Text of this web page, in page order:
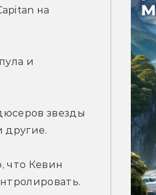
на
и
звезды
другие.
что Кевин